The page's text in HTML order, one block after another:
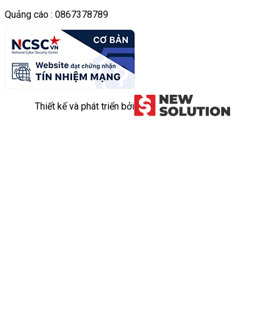
Quảng cáo : 0867378789
Thiết kế và phát triển bởi